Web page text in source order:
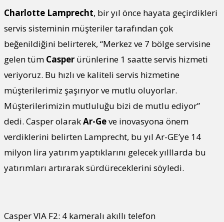
Charlotte Lamprecht, bir yıl önce hayata geçirdikleri
servis sisteminin müşteriler tarafından çok
beğenildiğini belirterek, “Merkez ve 7 bölge servisine
gelen tüm Casper ürünlerine 1 saatte servis hizmeti
veriyoruz. Bu hızlı ve kaliteli servis hizmetine
müşterilerimiz şaşırıyor ve mutlu oluyorlar.
Müşterilerimizin mutluluğu bizi de mutlu ediyor”
dedi. Casper olarakAr-Geve inovasyona önem
verdiklerini belirten Lamprecht, bu yıl Ar-GE’ye 14
milyon lira yatırım yaptıklarını gelecek yılllarda bu
yatırımları artırarak sürdüreceklerini söyledi.
Casper VIA F2: 4 kameralı akıllı telefon